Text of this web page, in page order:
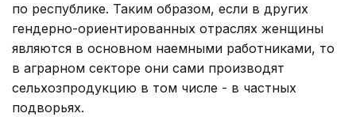
по республике. Таким образом, если в других
гендерно-ориентированных отраслях женщины
являются в основном наемными работниками, то
в аграрном секторе они сами производят
сельхозпродукцию в том числе - в частных
подворьях.